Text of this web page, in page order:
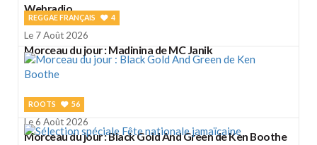
Webradio
REGGAE FRANÇAIS 4
Le 7 Août 2026
Morceau du jour : Madinina de MC Janik
ROOTS 56
Le 6 Août 2026
Morceau du jour : Black Gold And Green de Ken Boothe